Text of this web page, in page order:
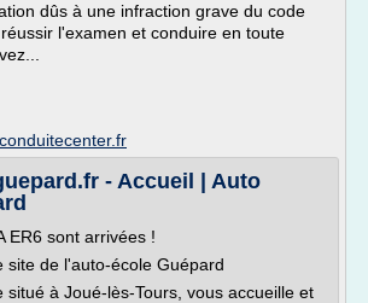
dûs à une infraction grave du code
l'examen et conduire en toute
- Accueil | Auto
ER6 sont arrivées !
site de l'auto-école Guépard
situé à Joué-lès-Tours, vous accueille et